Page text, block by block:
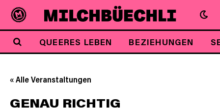
QUEERES LEBEN BEZIEHUNGEN
« Alle Veranstaltungen
GENAU RICHTIG